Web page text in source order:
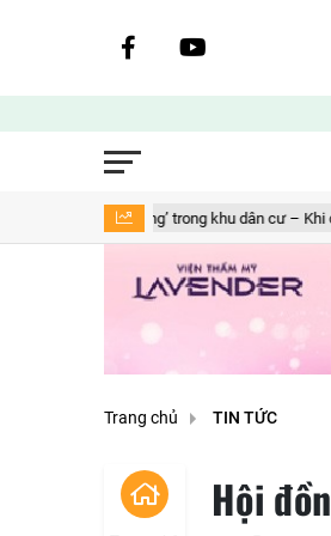
không’ trong khu dân cư – Khi quy mô vượt
Trang chủ TIN TỨC
Hội